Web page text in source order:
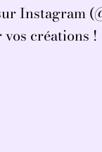
Instagram
créations !